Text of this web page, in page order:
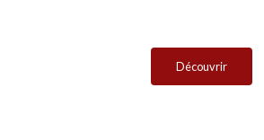
Découvrir